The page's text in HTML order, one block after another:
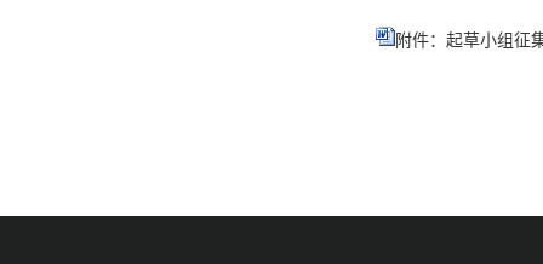
附件：起草小组征